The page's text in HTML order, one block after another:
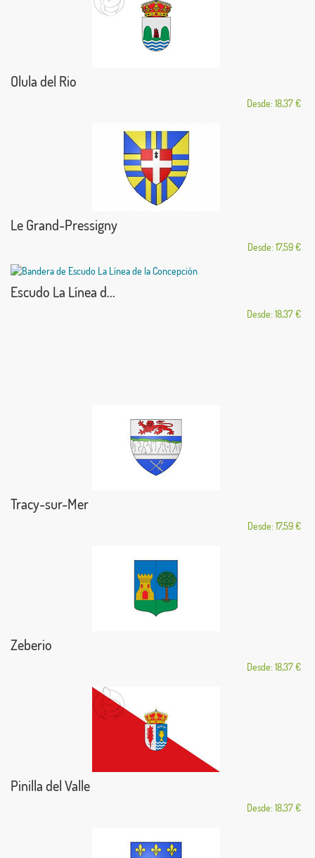
Olula del Rio
Desde: 18,37 €
Le Grand-Pressigny
Desde: 17,59 €
Escudo La Línea d...
Desde: 18,37 €
Tracy-sur-Mer
Desde: 17,59 €
Zeberio
Desde: 18,37 €
Pinilla del Valle
Desde: 18,37 €